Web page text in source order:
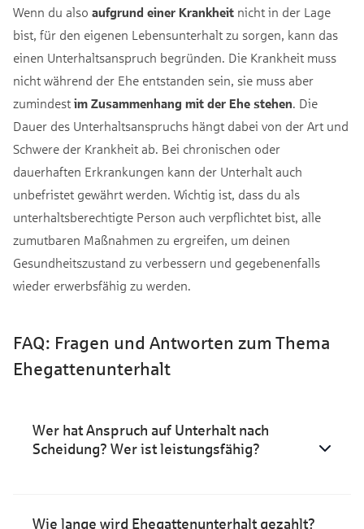
Wenn du also aufgrund einer Krankheit nicht in der Lage
bist, für den eigenen Lebensunterhalt zu sorgen, kann das
einen Unterhaltsanspruch begründen. Die Krankheit muss
nicht während der Ehe entstanden sein, sie muss aber
zumindest im Zusammenhang mit der Ehe stehen . Die
Dauer des Unterhaltsanspruchs hängt dabei von der Art und
Schwere der Krankheit ab. Bei chronischen oder
dauerhaften Erkrankungen kann der Unterhalt auch
unbefristet gewährt werden. Wichtig ist, dass du als
unterhaltsberechtigte Person auch verpflichtet bist, alle
zumutbaren Maßnahmen zu ergreifen, um deinen
Gesundheitszustand zu verbessern und gegebenenfalls
wieder erwerbsfähig zu werden.
FAQ: Fragen und Antworten zum Thema
Ehegattenunterhalt
Wer hat Anspruch auf Unterhalt nach
Scheidung? Wer ist leistungsfähig?
Wie lange wird Ehegattenunterhalt gezahlt?